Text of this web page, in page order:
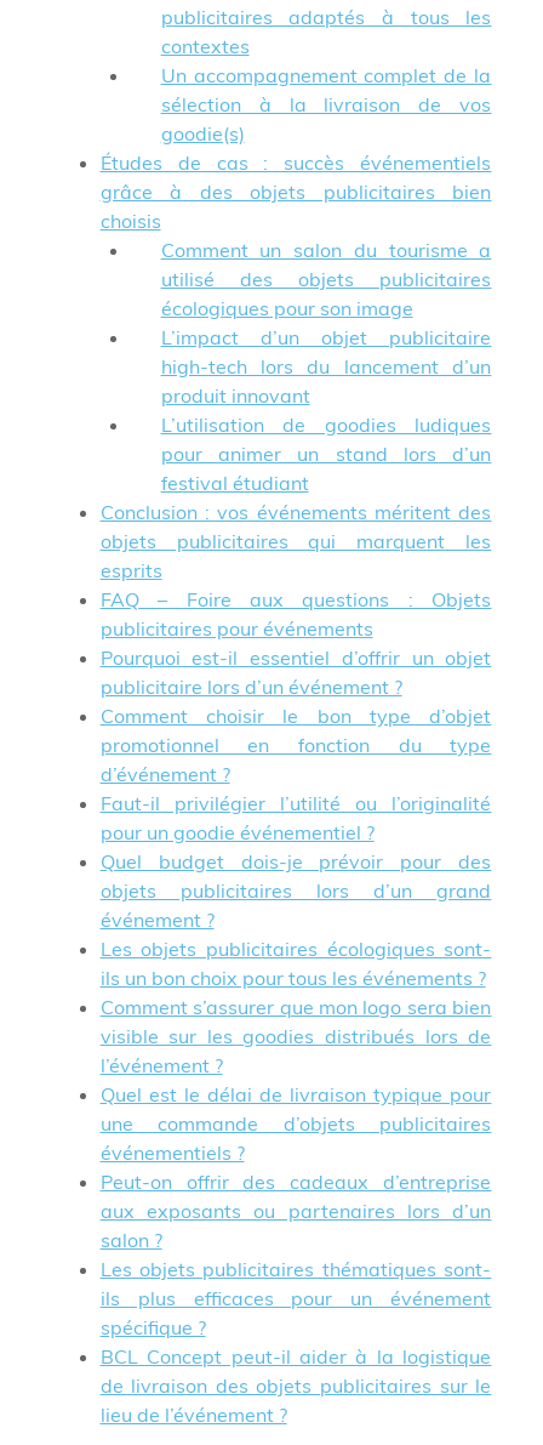
publicitaires adaptés à tous les
contextes
Un accompagnement complet de la
sélection à la livraison de vos
goodie(s)
Études de cas : succès événementiels
grâce à des objets publicitaires bien
choisis
Comment un salon du tourisme a
utilisé des objets publicitaires
écologiques pour son image
L’impact d’un objet publicitaire
high-tech lors du lancement d’un
produit innovant
L’utilisation de goodies ludiques
pour animer un stand lors d’un
festival étudiant
Conclusion : vos événements méritent des
objets publicitaires qui marquent les
esprits
FAQ – Foire aux questions : Objets
publicitaires pour événements
Pourquoi est-il essentiel d’offrir un objet
publicitaire lors d’un événement ?
Comment choisir le bon type d’objet
promotionnel en fonction du type
d’événement ?
Faut-il privilégier l’utilité ou l’originalité
pour un goodie événementiel ?
Quel budget dois-je prévoir pour des
objets publicitaires lors d’un grand
événement ?
Les objets publicitaires écologiques sont-
ils un bon choix pour tous les événements ?
Comment s’assurer que mon logo sera bien
visible sur les goodies distribués lors de
l’événement ?
Quel est le délai de livraison typique pour
une commande d’objets publicitaires
événementiels ?
Peut-on offrir des cadeaux d’entreprise
aux exposants ou partenaires lors d’un
salon ?
Les objets publicitaires thématiques sont-
ils plus efficaces pour un événement
spécifique ?
BCL Concept peut-il aider à la logistique
de livraison des objets publicitaires sur le
lieu de l’événement ?